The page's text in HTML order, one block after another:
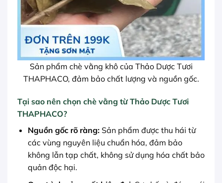
Sản phẩm chè vằng khô của Thảo Dược Tươi
THAPHACO, đảm bảo chất lượng và nguồn gốc.
Tại sao nên chọn chè vằng từ Thảo Dược Tươi
THAPHACO?
Nguồn gốc rõ ràng:Sản phẩm được thu hái từ
các vùng nguyên liệu chuẩn hóa, đảm bảo
không lẫn tạp chất, không sử dụng hóa chất bảo
quản độc hại.